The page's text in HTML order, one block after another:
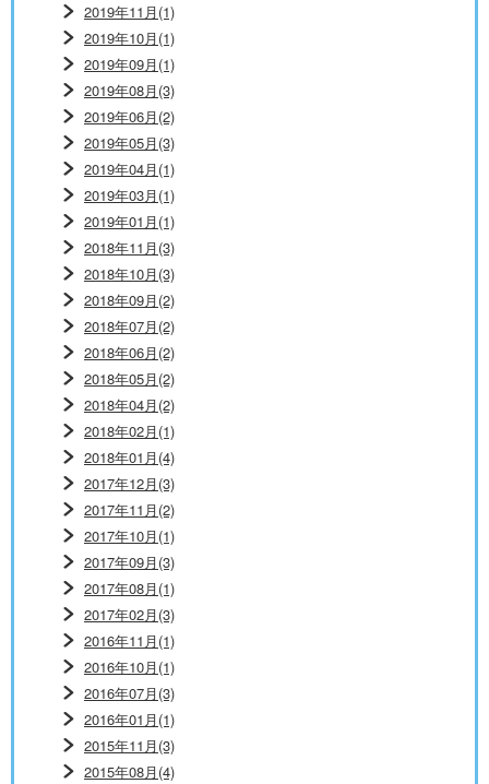
2019年11月(1)
2019年10月(1)
2019年09月(1)
2019年08月(3)
2019年06月(2)
2019年05月(3)
2019年04月(1)
2019年03月(1)
2019年01月(1)
2018年11月(3)
2018年10月(3)
2018年09月(2)
2018年07月(2)
2018年06月(2)
2018年05月(2)
2018年04月(2)
2018年02月(1)
2018年01月(4)
2017年12月(3)
2017年11月(2)
2017年10月(1)
2017年09月(3)
2017年08月(1)
2017年02月(3)
2016年11月(1)
2016年10月(1)
2016年07月(3)
2016年01月(1)
2015年11月(3)
2015年08月(4)